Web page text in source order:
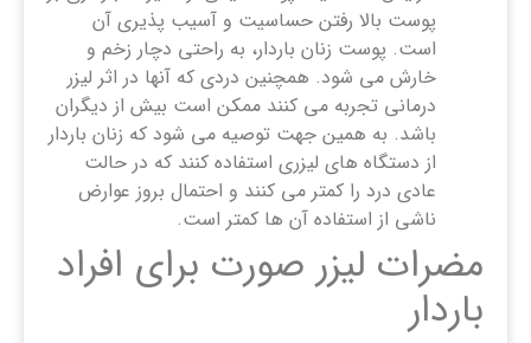
پوست بالا رفتن حساسیت و آسیب پذیری آن
است. پوست زنان باردار، به راحتی دچار زخم و
خارش می شود. همچنین دردی که آنها در اثر لیزر
درمانی تجربه می کنند ممکن است بیش از دیگران
باشد. به همین جهت توصیه می شود که زنان باردار
از دستگاه های لیزری استفاده کنند که در حالت
عادی درد را کمتر می کنند و احتمال بروز عوارض
ناشی از استفاده آن ها کمتر است.
مضرات لیزر صورت برای افراد
باردار